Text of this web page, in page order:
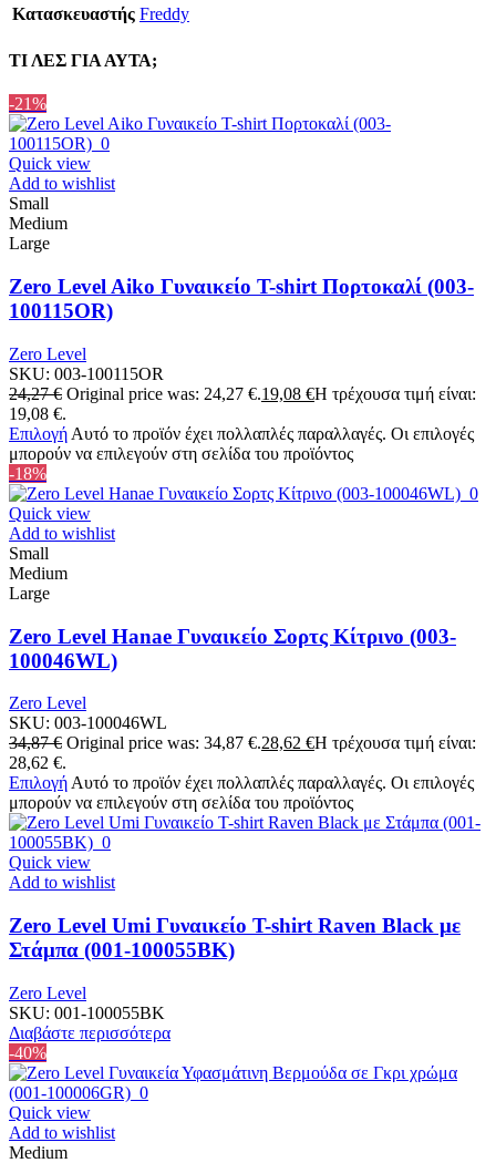
Κατασκευαστής Freddy
ΤΙ ΛΕΣ ΓΙΑ ΑΥΤΑ;
-21%
Quick view
Add to wishlist
Small
Medium
Large
Zero Level Aiko Γυναικείο T-shirt Πορτοκαλί (003-
100115OR)
Zero Level
SKU: 003-100115OR
24,27€ Original price was: 24,27 €.19,08 €Η τρέχουσα τιμή είναι:
19,08 €.
Επιλογή Αυτό το προϊόν έχει πολλαπλές παραλλαγές. Οι επιλογές
μπορούν να επιλεγούν στη σελίδα του προϊόντος
-18%
Quick view
Add to wishlist
Small
Medium
Large
Zero Level Hanae Γυναικείο Σορτς Κίτρινο (003-
100046WL)
Zero Level
SKU: 003-100046WL
34,87€ Original price was: 34,87 €.28,62 €Η τρέχουσα τιμή είναι:
28,62 €.
Επιλογή Αυτό το προϊόν έχει πολλαπλές παραλλαγές. Οι επιλογές
μπορούν να επιλεγούν στη σελίδα του προϊόντος
Quick view
Add to wishlist
Zero Level Umi Γυναικείο T-shirt Raven Black με
Στάμπα (001-100055BK)
Zero Level
SKU: 001-100055BK
Διαβάστε περισσότερα
-40%
Quick view
Add to wishlist
Medium